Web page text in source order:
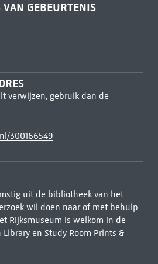
GEBEURTENIS
verwijzen, gebruik dan de
300166549
uit de bibliotheek van het
wil doen naar of met behulp
Rijksmuseum is welkom in de
Libraryen Study Room Prints &